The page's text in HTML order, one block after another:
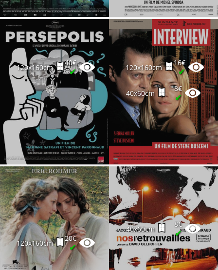
120x160cm
40€
✔ 120x160cm
16€
✔
40x60cm
8€
✔
120x160cm
20€
✔
40x60cm
8€
✔